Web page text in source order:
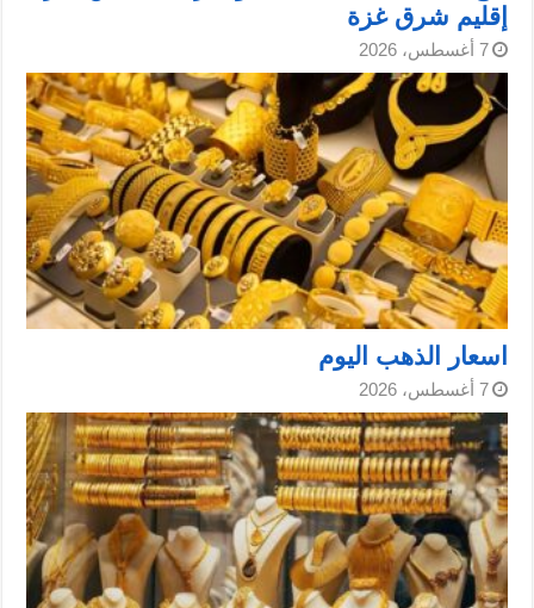
إقليم شرق غزة
7 أغسطس، 2026
اسعار الذهب اليوم
7 أغسطس، 2026